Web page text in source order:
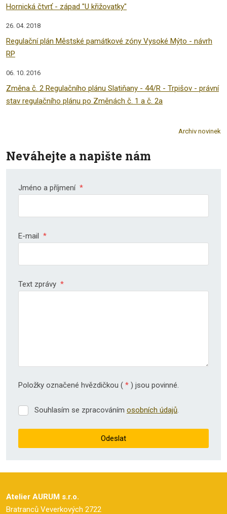
Hornická čtvrť - západ "U křižovatky"
26. 04. 2018
Regulační plán Městské památkové zóny Vysoké Mýto - návrh
RP
06. 10. 2016
Změna č. 2 Regulačního plánu Slatiňany - 44/R - Trpišov - právní
stav regulačního plánu po Změnách č. 1 a č. 2a
Archiv novinek
Neváhejte a napište nám
Jméno a příjmení *
E-mail *
Text zprávy *
Položky označené hvězdičkou ( * ) jsou povinné.
Souhlasím
zpracováním
Souhlasím se zpracováním osobních údajů.
Odeslat
se
odeslat.
Atelier AURUM s.r.o.
Bratranců Veverkových 2722